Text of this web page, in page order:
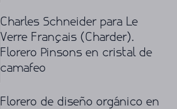
Charles Schneider para Le
Verre Français (Charder).
Florero Pinsons en cristal de
camafeo
Florero de diseño orgánico en